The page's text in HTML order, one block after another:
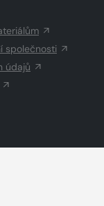
společnosti
údajů